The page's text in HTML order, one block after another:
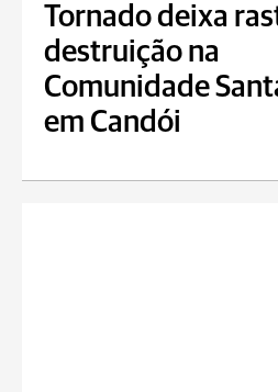
Tornado deixa
destruição na
Comunidade
em Candói